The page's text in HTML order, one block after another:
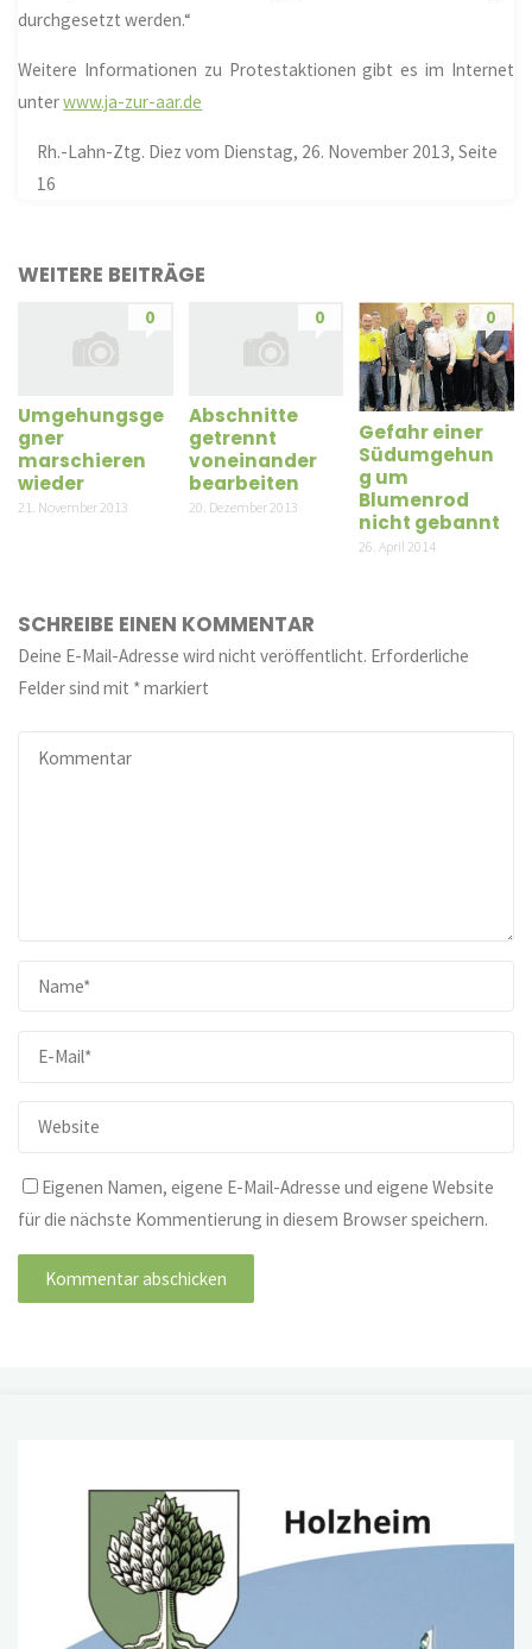
durchgesetzt werden.“
Weitere Informationen zu Protestaktionen gibt es im Internet
unterwww.ja-zur-aar.de
Rh.-Lahn-Ztg. Diez vom Dienstag, 26. November 2013, Seite
16
WEITERE BEITRÄGE
0
Umgehungsge
gner
marschieren
wieder
21. November 2013
0
Abschnitte
getrennt
voneinander
bearbeiten
20. Dezember 2013
0
Gefahr einer
Südumgehun
g um
Blumenrod
nicht gebannt
26. April 2014
SCHREIBE EINEN KOMMENTAR
Deine E-Mail-Adresse wird nicht veröffentlicht. Erforderliche
Felder sind mit *markiert
Eigenen Namen, eigene E-Mail-Adresse und eigene Website
für die nächste Kommentierung in diesem Browser speichern.